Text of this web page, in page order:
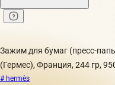
Зажим для бумаг (пресс-
(Гермес), Франция, 244 гр,
# hermès